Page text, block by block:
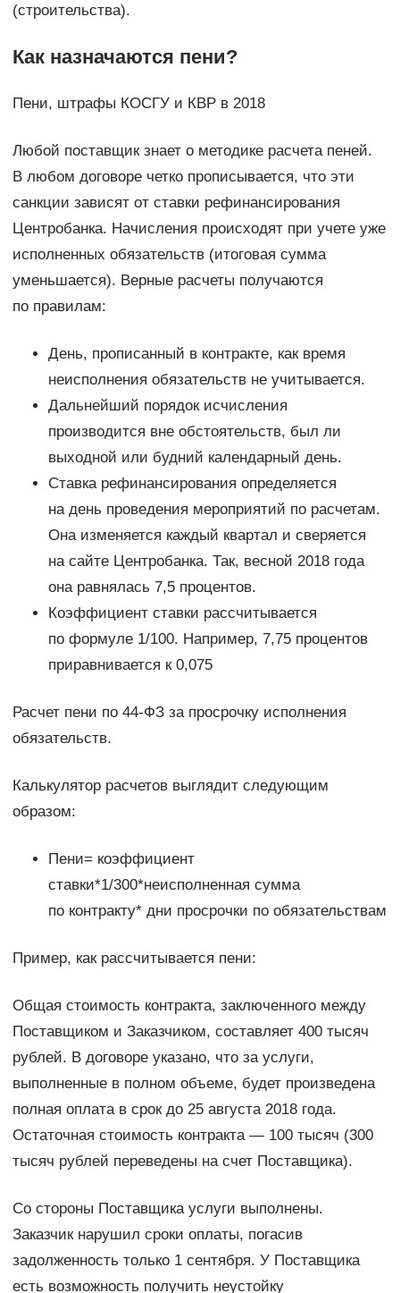
(строительства).
Как назначаются пени?
Пени, штрафы КОСГУ и КВР в 2018
Любой поставщик знает о методике расчета пеней.
В любом договоре четко прописывается, что эти
санкции зависят от ставки рефинансирования
Центробанка. Начисления происходят при учете уже
исполненных обязательств (итоговая сумма
уменьшается). Верные расчеты получаются
по правилам:
День, прописанный в контракте, как время
неисполнения обязательств не учитывается.
Дальнейший порядок исчисления
производится вне обстоятельств, был ли
выходной или будний календарный день.
Ставка рефинансирования определяется
на день проведения мероприятий по расчетам.
Она изменяется каждый квартал и сверяется
на сайте Центробанка. Так, весной 2018 года
она равнялась 7,5 процентов.
Коэффициент ставки рассчитывается
по формуле 1/100. Например, 7,75 процентов
приравнивается к 0,075
Расчет пени по 44-ФЗ за просрочку исполнения
обязательств.
Калькулятор расчетов выглядит следующим
образом:
Пени= коэффициент
ставки*1/300*неисполненная сумма
по контракту* дни просрочки по обязательствам
Пример, как рассчитывается пени:
Общая стоимость контракта, заключенного между
Поставщиком и Заказчиком, составляет 400 тысяч
рублей. В договоре указано, что за услуги,
выполненные в полном объеме, будет произведена
полная оплата в срок до 25 августа 2018 года.
Остаточная стоимость контракта — 100 тысяч (300
тысяч рублей переведены на счет Поставщика).
Со стороны Поставщика услуги выполнены.
Заказчик нарушил сроки оплаты, погасив
задолженность только 1 сентября. У Поставщика
есть возможность получить неустойку